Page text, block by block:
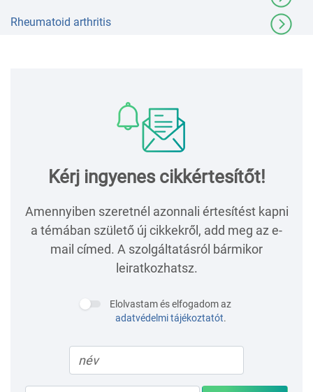
Rheumatoid arthritis
Kérj ingyenes cikkértesítőt!
Amennyiben szeretnél azonnali értesítést kapni
a témában születő új cikkekről, add meg az e-
mail címed. A szolgáltatásról bármikor
leiratkozhatsz.
Elolvastam és elfogadom az
adatvédelmi tájékoztatót.